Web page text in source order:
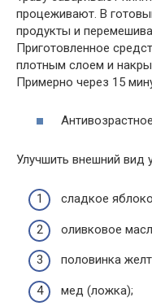
процеживают. В
продукты и
Приготовленное
плотным слоем и
Примерно через 15
Улучшить внешний вид
сладкое
оливковое
половинка
мед (ложка);